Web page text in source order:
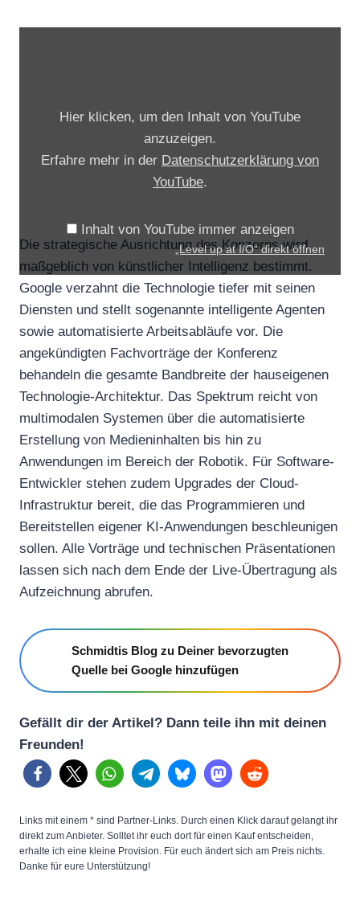
t
I
/
O
“
v
o
n
Y
o
u
T
u
b
e
a
e
i
g
Hier klicken, um den Inhalt von YouTube
anzuzeigen.
Erfahre mehr in der Datenschutzerklärung von
YouTube.
Inhalt von YouTube immer anzeigen
„Level up at I/O“ direkt öffnen
Die strategische Ausrichtung des Konzerns wird
maßgeblich von künstlicher Intelligenz bestimmt.
Google verzahnt die Technologie tiefer mit seinen
Diensten und stellt sogenannte intelligente Agenten
sowie automatisierte Arbeitsabläufe vor. Die
angekündigten Fachvorträge der Konferenz
behandeln die gesamte Bandbreite der hauseigenen
Technologie-Architektur. Das Spektrum reicht von
multimodalen Systemen über die automatisierte
Erstellung von Medieninhalten bis hin zu
Anwendungen im Bereich der Robotik. Für Software-
Entwickler stehen zudem Upgrades der Cloud-
Infrastruktur bereit, die das Programmieren und
Bereitstellen eigener KI-Anwendungen beschleunigen
sollen. Alle Vorträge und technischen Präsentationen
lassen sich nach dem Ende der Live-Übertragung als
Aufzeichnung abrufen.
Schmidtis Blog zu Deiner bevorzugten
Quelle bei Google hinzufügen
Gefällt dir der Artikel? Dann teile ihn mit deinen
Freunden!
Links mit einem * sind Partner-Links. Durch einen Klick darauf gelangt ihr
direkt zum Anbieter. Solltet ihr euch dort für einen Kauf entscheiden,
erhalte ich eine kleine Provision. Für euch ändert sich am Preis nichts.
Danke für eure Unterstützung!